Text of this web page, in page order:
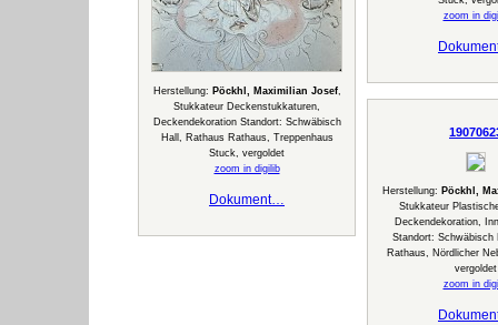
Herstellung: Pöckhl, Maximilian Josef,
Stukkateur Deckenstukkaturen,
Deckendekoration Standort: Schwäbisch
Hall, Rathaus Rathaus, Treppenhaus
Stuck, vergoldet
zoom in digilib
Dokument…
zoom in
Herstellung: Pöckhl,
Stukkateur
Deckendekoration,
Standort: Schwäbisch
Rathaus, Nördlicher
vergoldet
zoom in